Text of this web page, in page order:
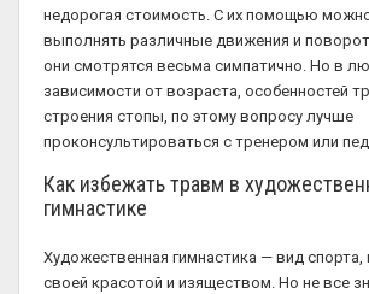
недорогая стоимость. С их помощью
выполнять различные движения и
они смотрятся весьма симпатично. Но в
зависимости от возраста, особенностей
строения стопы, по этому вопросу лучше
проконсультироваться с тренером или
Как избежать травм в
гимнастике
Художественная гимнастика — вид
своей красотой и изяществом. Но не все